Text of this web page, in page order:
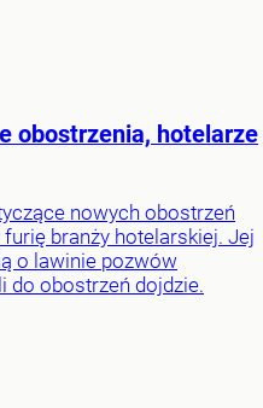
obostrzenia, hotelarze
nowych obostrzeń
furię branży hotelarskiej. Jej
o lawinie pozwów
do obostrzeń dojdzie.